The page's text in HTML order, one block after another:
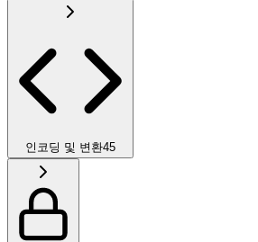
인코딩 및 변환45